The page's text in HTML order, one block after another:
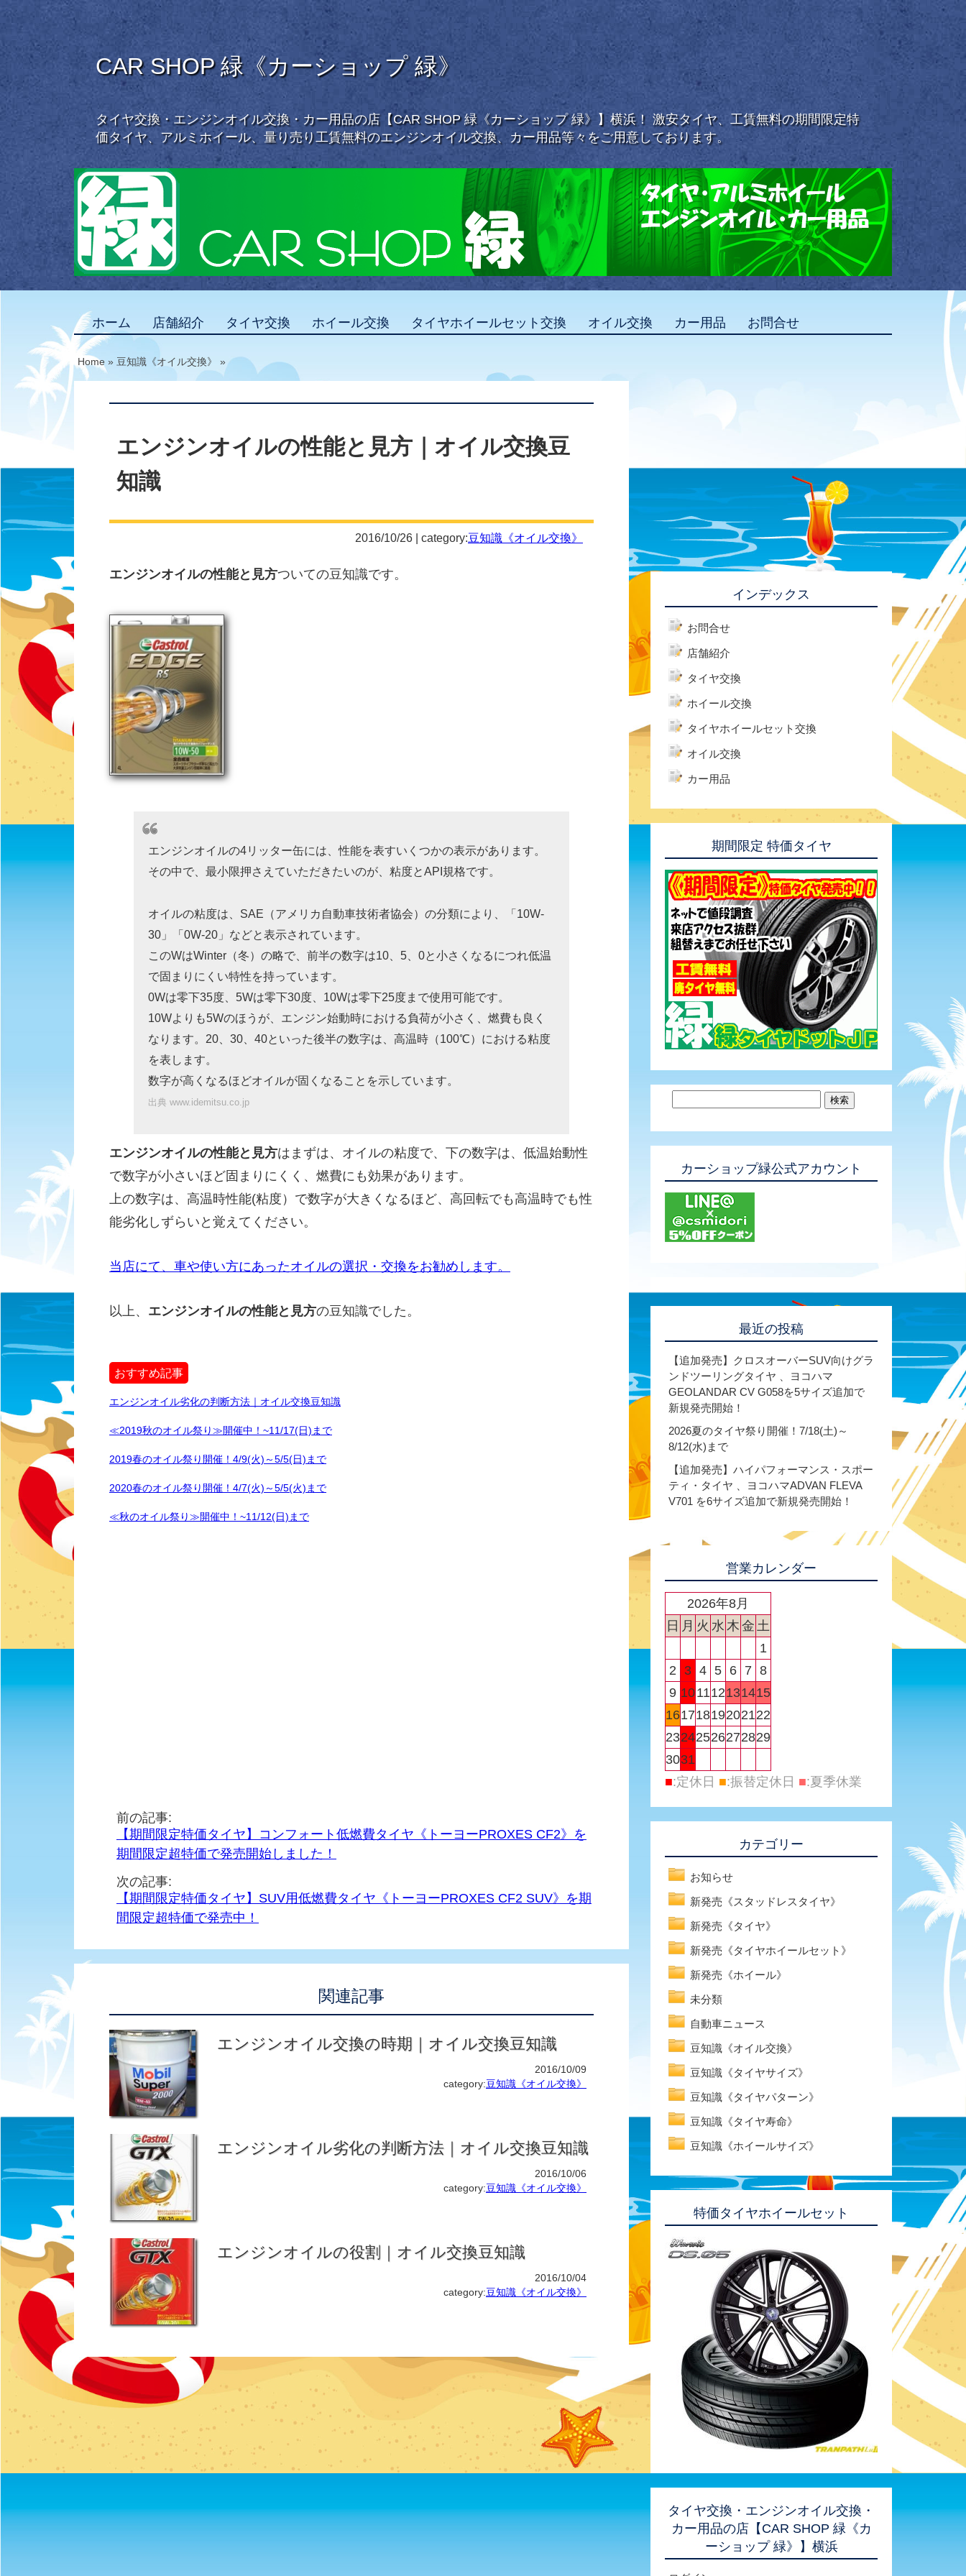
CAR SHOP 緑《カーショップ 緑》
タイヤ交換・エンジンオイル交換・カー用品の店【CAR SHOP 緑《カーショップ 緑》】横浜！ 激安タイヤ、工賃無料の期間限定特
価タイヤ、アルミホイール、量り売り工賃無料のエンジンオイル交換、カー用品等々をご用意しております。
ホーム 店舗紹介 タイヤ交換 ホイール交換 タイヤホイールセット交換 オイル交換 カー用品 お問合せ
Home » 豆知識《オイル交換》 »
エンジンオイルの性能と見方｜オイル交換豆
知識
2016/10/26 | category:豆知識《オイル交換》
エンジンオイルの性能と見方ついての豆知識です。
エンジンオイルの4リッター缶には、性能を表すいくつかの表示があります。
その中で、最小限押さえていただきたいのが、粘度とAPI規格です。
オイルの粘度は、SAE（アメリカ自動車技術者協会）の分類により、「10W-
30」「0W-20」などと表示されています。
このWはWinter（冬）の略で、前半の数字は10、5、0と小さくなるにつれ低温
で固まりにくい特性を持っています。
0Wは零下35度、5Wは零下30度、10Wは零下25度まで使用可能です。
10Wよりも5Wのほうが、エンジン始動時における負荷が小さく、燃費も良く
なります。20、30、40といった後半の数字は、高温時（100℃）における粘度
を表します。
数字が高くなるほどオイルが固くなることを示しています。
出典 www.idemitsu.co.jp
エンジンオイルの性能と見方はまずは、オイルの粘度で、下の数字は、低温始動性
で数字が小さいほど固まりにくく、燃費にも効果があります。
上の数字は、高温時性能(粘度）で数字が大きくなるほど、高回転でも高温時でも性
能劣化しずらいと覚えてください。
当店にて、車や使い方にあったオイルの選択・交換をお勧めします。
以上、 エンジンオイルの性能と見方の豆知識でした。
おすすめ記事
エンジンオイル劣化の判断方法｜オイル交換豆知識
≪2019秋のオイル祭り≫開催中！~11/17(日)まで
2019春のオイル祭り開催！4/9(火)～5/5(日)まで
2020春のオイル祭り開催！4/7(火)～5/5(火)まで
≪秋のオイル祭り≫開催中！~11/12(日)まで
前の記事:
【期間限定特価タイヤ】コンフォート低燃費タイヤ《トーヨーPROXES CF2》を
期間限定超特価で発売開始しました！
次の記事:
【期間限定特価タイヤ】SUV用低燃費タイヤ《トーヨーPROXES CF2 SUV》を期
間限定超特価で発売中！
関連記事
エンジンオイル交換の時期｜オイル交換豆知識
2016/10/09
category:豆知識《オイル交換》
エンジンオイル劣化の判断方法｜オイル交換豆知識
2016/10/06
category:豆知識《オイル交換》
エンジンオイルの役割｜オイル交換豆知識
2016/10/04
category:豆知識《オイル交換》
インデックス
お問合せ
店舗紹介
タイヤ交換
ホイール交換
タイヤホイールセット交換
オイル交換
カー用品
期間限定 特価タイヤ
カーショップ緑公式アカウント
最近の投稿
【追加発売】クロスオーバーSUV向けグラ
ンドツーリングタイヤ 、ヨコハマ
GEOLANDAR CV G058を5サイズ追加で
新規発売開始！
2026夏のタイヤ祭り開催！7/18(土)～
8/12(水)まで
【追加発売】ハイパフォーマンス・スポー
ティ・タイヤ 、ヨコハマADVAN FLEVA
V701 を6サイズ追加で新規発売開始！
営業カレンダー
2026年8月
日 月 火 水 木 金 土
1
2
3 4 5 6 7 8
9 101112131415
16171819202122
23242526272829
3031
■:定休日 ■:振替定休日 ■:夏季休業
カテゴリー
お知らせ
新発売《スタッドレスタイヤ》
新発売《タイヤ》
新発売《タイヤホイールセット》
新発売《ホイール》
未分類
自動車ニュース
豆知識《オイル交換》
豆知識《タイヤサイズ》
豆知識《タイヤパターン》
豆知識《タイヤ寿命》
豆知識《ホイールサイズ》
特価タイヤホイールセット
タイヤ交換・エンジンオイル交換・
カー用品の店【CAR SHOP 緑《カ
ーショップ 緑》】横浜